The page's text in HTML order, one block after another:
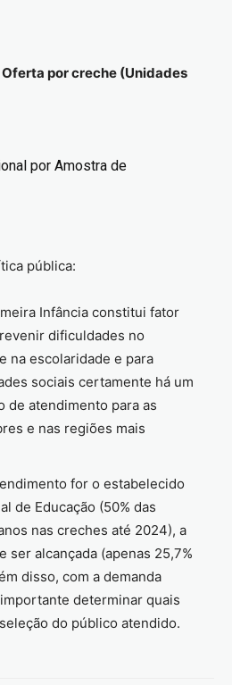
Oferta por creche (Unidades
por Amostra de
pública:
Infância constitui fator
dificuldades no
na escolaridade e para
sociais certamente há um
de atendimento para as
e nas regiões mais
for o estabelecido
de Educação (50% das
nas creches até 2024), a
ser alcançada (apenas 25,7%
disso, com a demanda
determinar quais
do público atendido.